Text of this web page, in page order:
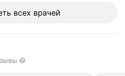
всех врачей